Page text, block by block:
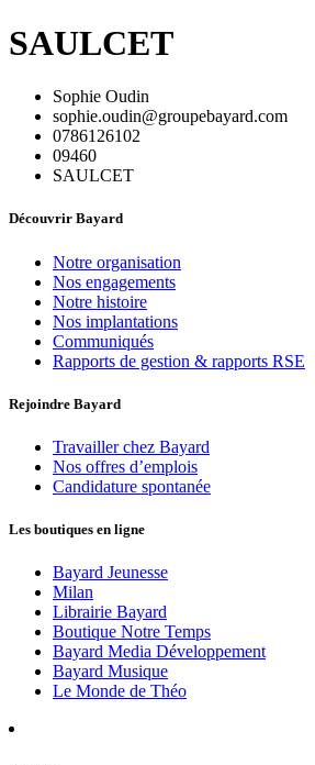
SAULCET
Sophie Oudin
sophie.oudin@groupebayard.com
0786126102
09460
SAULCET
Découvrir Bayard
Notre organisation
Nos engagements
Notre histoire
Nos implantations
Communiqués
Rapports de gestion & rapports RSE
Rejoindre Bayard
Travailler chez Bayard
Nos offres d’emplois
Candidature spontanée
Les boutiques en ligne
Bayard Jeunesse
Milan
Librairie Bayard
Boutique Notre Temps
Bayard Media Développement
Bayard Musique
Le Monde de Théo